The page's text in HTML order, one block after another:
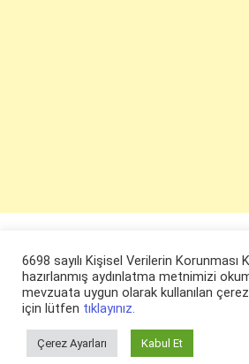
© ruyaevi.com
6698 sayılı Kişisel Verilerin Korunması
hazırlanmış aydınlatma metnimizi
mevzuata uygun olarak kullanılan
için lütfen tıklayınız.
Çerez Ayarları Kabul Et